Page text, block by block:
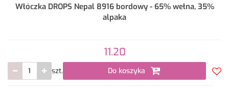
Włóczka DROPS Nepal 8916 bordowy - 65% wełna, 35%
alpaka
11.20
szt. Do koszyka